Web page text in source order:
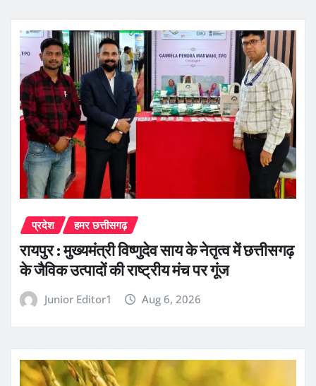
प्रदेश हमर छत्तीसगढ़
रायपुर : मुख्यमंत्री विष्णुदेव साय के नेतृत्व में छत्तीसगढ़
के जैविक उत्पादों की राष्ट्रीय मंच पर गूंज
Junior Editor1 Aug 6, 2026